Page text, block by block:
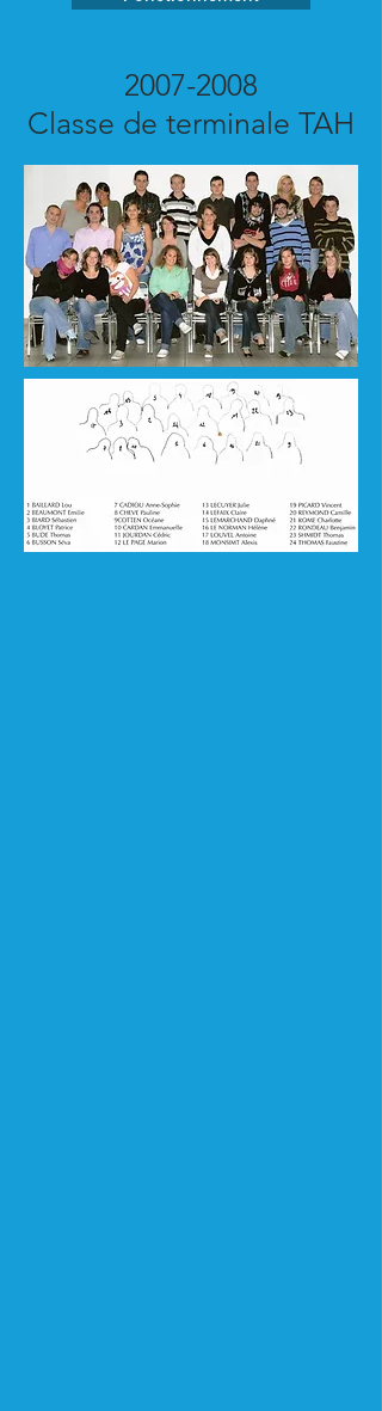
2007-2008
Classe de terminale TAH